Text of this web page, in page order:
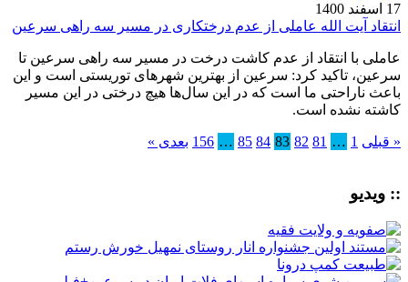
17 اسفند 1400
انتقاد آیت الله عاملی از عدم درختکاری در مسیر سه راهی سرعین
عاملی با انتقاد از عدم کاشت درخت در مسیر سه راهی سرعین تا
سرعین، تاکید کرد: سرعین از بهترین شهرهای توریستی است و این
باعث ناراحتی ما است که در این سال‌ها هیچ درختی در این مسیر
کاشته نشده است.
« قبلی 1
…
81
82
83
84
85
…
156 بعدی »
:: ویدیو